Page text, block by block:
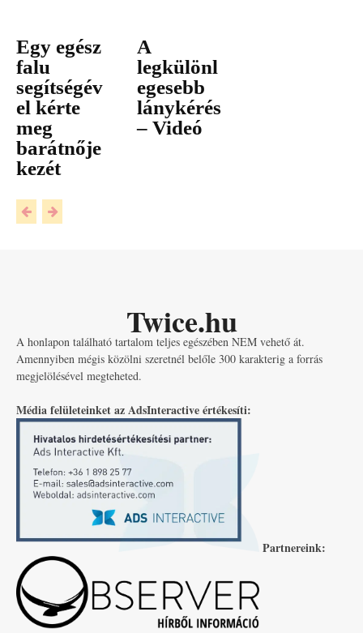
Egy egész
falu
segítségév
el kérte
meg
barátnője
kezét
A
legkülönl
egesebb
lánykérés
– Videó
Twice.hu
A honlapon található tartalom teljes egészében NEM vehető át.
Amennyiben mégis közölni szeretnél belőle 300 karakterig a forrás
megjelölésével megteheted.
Média felületeinket az AdsInteractive értékesíti:
Partnereink: